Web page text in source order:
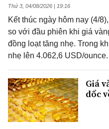
Thứ 3, 04/08/2026 | 19:16
Kết thúc ngày hôm nay (4/
so với đầu phiên khi giá
đồng loạt tăng nhẹ. Trong
nhẹ lên 4.062,6 USD/ounce.
Giá
dốc